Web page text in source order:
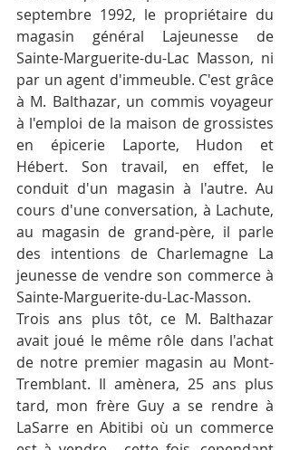
septembre 1992, le propriétaire du
magasin général Lajeunesse de
Sainte-Marguerite-du-Lac­ Masson, ni
par un agent d'immeuble. C'est grâce
à M. Balthazar, un commis voyageur
à l'emploi de la maison de grossistes
en épicerie Laporte, Hudon et
Hébert. Son travail, en effet, le
conduit d'un magasin à l'autre. Au
cours d'une conversation, à Lachute,
au magasin de grand-père, il parle
des intentions de Charlemagne La
jeunesse de vendre son commerce à
Sainte-Marguerite-du-Lac-Masson.
Trois ans plus tôt, ce M. Balthazar
avait joué le même rôle dans l'achat
de notre premier magasin au Mont-
Tremblant. Il amènera, 25 ans plus
tard, mon frère Guy a se rendre à
LaSarre en Abitibi où un commerce